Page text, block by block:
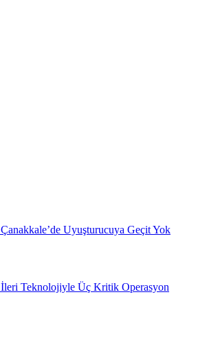
Çanakkale’de Uyuşturucuya Geçit Yok
İleri Teknolojiyle Üç Kritik Operasyon